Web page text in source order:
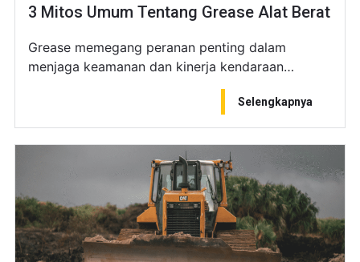
3 Mitos Umum Tentang Grease Alat Berat
Grease memegang peranan penting dalam
menjaga keamanan dan kinerja kendaraan…
Selengkapnya